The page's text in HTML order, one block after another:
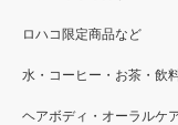
ロハコ限定商品など
水・コーヒー・お茶・飲
ヘアボディ・オーラルケ